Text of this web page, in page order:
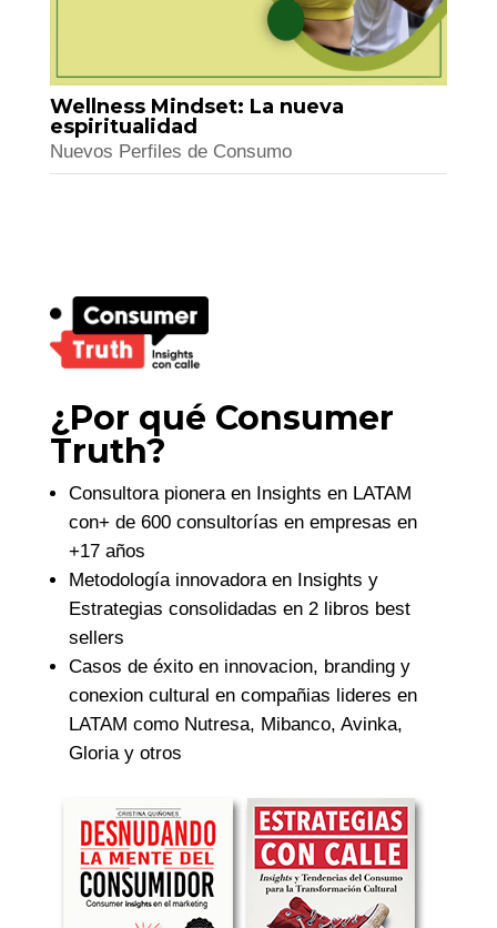
Wellness Mindset: La nueva
espiritualidad
Nuevos Perfiles de Consumo
¿Por qué Consumer
Truth?
Consultora pionera en Insights en LATAM
con+ de 600 consultorías en empresas en
+17 años
Estrategias consolidadas en 2 libros best
sellers
Casos de éxito en innovacion, branding y
conexion cultural en compañias lideres en